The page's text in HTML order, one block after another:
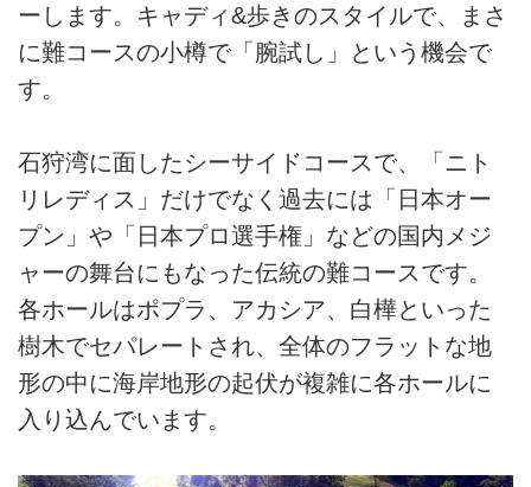
ーします。キャディ&歩きのスタイルで、まさ
に難コースの小樽で「腕試し」という機会で
す。
石狩湾に面したシーサイドコースで、「ニト
リレディス」だけでなく過去には「日本オー
プン」や「日本プロ選手権」などの国内メジ
ャーの舞台にもなった伝統の難コースです。
各ホールはポプラ、アカシア、白樺といった
樹木でセパレートされ、全体のフラットな地
形の中に海岸地形の起伏が複雑に各ホールに
入り込んでいます。